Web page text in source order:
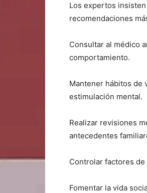
Los expertos
recomendaciones
Consultar al médico
comportamiento.
Mantener hábitos de
estimulación mental.
Realizar revisiones
antecedentes
Controlar factores
Fomentar la vida